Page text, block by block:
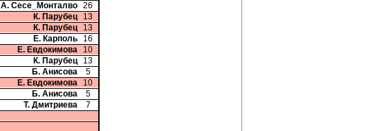
А. Сесе_Монталво 26
К. Парубец
13
К. Парубец
13
Е. Карполь
16
Е. Евдокимова
10
К. Парубец
13
Б. Анисова
5
Е. Евдокимова
10
Б. Анисова
5
Т. Дмитриева
7